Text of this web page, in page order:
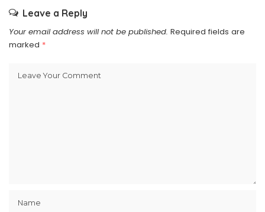
Leave a Reply
Your email address will not be published. Required fields are
marked *